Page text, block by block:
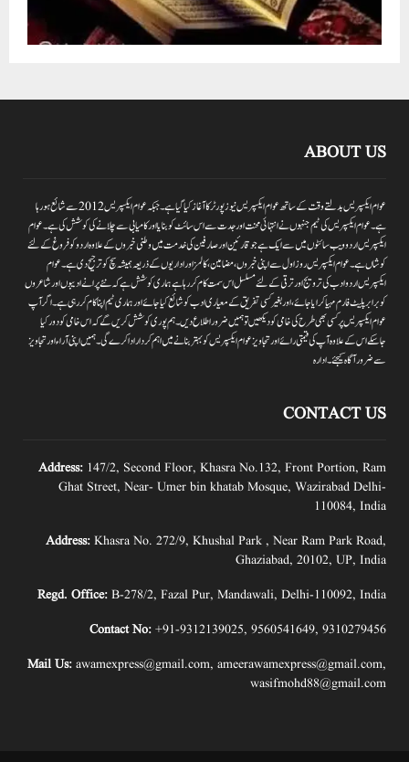
ABOUT US
عوام ایکسپریس بدلتے وقت کے ساتھ عوام ایکسپریس نیوز پورٹر کا آغاز کیا گیا ہے۔جبکہ عوام ایکسپریس 2012سے شائع ہورہا
ہے۔ عوام ایکسپریس کی ٹیم جنہوں نے انتہائی محنت اور جدت سے اس سائٹ کو بنایا اور کامیابی سے چلانے کی کوشش کی ہے۔عوام
ایکسپریس اردو ویب سائٹوں میں سے ایک ہے جو قارئین اور صارفین کی خدمت میں وطنی خبروں کے علاوہ اردو کو فروغ کے لئے
کوشاں ہے۔عوام ایکسپریس روز اول سے اپنی خبروں ،مضامین ،کالمز اور اداریوں کے ذریعہ ہمیشہ سچ کو ترجیح دی ہے۔عوام
ایکسپریس اردو ادب کی ترویج اور ترقی کے لئے مسلسل اس سمت کام کر رہا ہے ہماری کوشش ہے کہ نئے پرانے ادیبوں اور شاعروں
کو برابر پلیٹ فارم مہیا کرایا جائے،اور بغیر کسی تفریق کے معیاری ادب کو شائع کیا جائے اور ہماری ٹیم اپنا کام کر رہی ہے۔اگر آپ
عوام ایکسپریس پر کسی بھی طرح کی خامی کو دیکھیں تو ہمیں ضرور اطلاع دیں۔ہم پوری کوشش کریں گے کہ اس خامی کو دور کیا
جاسکے اس کے علاوہ آپ کی قیمتی رائے اور تجاویز عوام ایکسپریس کو بہتر بنانے میں اہم کردار اداکرے گی۔ہمیں اپنی آراءاور تجاویز
سے ضرور آگاہ کیجئے۔ ادارہ
CONTACT US
Address: 147/2, Second Floor, Khasra No.132, Front Portion, Ram
Ghat Street, Near- Umer bin khatab Mosque, Wazirabad Delhi-
110084, India
Address: Khasra No. 272/9, Khushal Park , Near Ram Park Road,
Ghaziabad, 20102, UP, India
Regd. Office: B-278/2, Fazal Pur, Mandawali, Delhi-110092, India
Contact No: +91-9312139025, 9560541649, 9310279456
Mail Us: awamexpress@gmail.com, ameerawamexpress@gmail.com,
wasifmohd88@gmail.com